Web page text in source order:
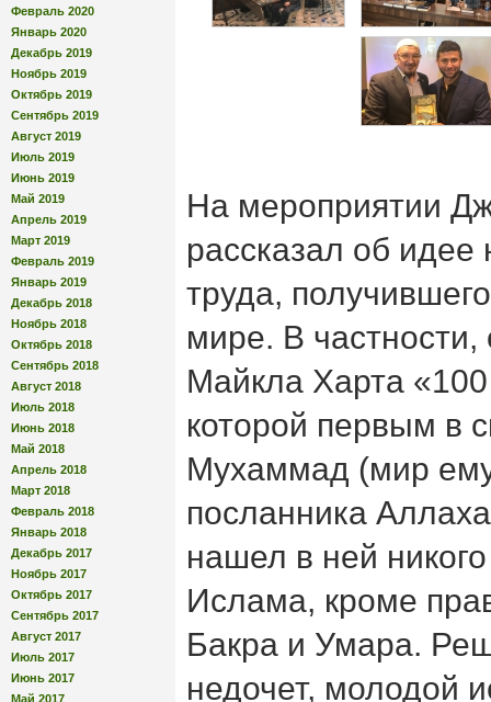
Февраль 2020
Январь 2020
Декабрь 2019
Ноябрь 2019
Октябрь 2019
Сентябрь 2019
Август 2019
Июль 2019
Июнь 2019
Май 2019
Апрель 2019
Март 2019
Февраль 2019
Январь 2019
Декабрь 2018
Ноябрь 2018
Октябрь 2018
Сентябрь 2018
Август 2018
Июль 2018
Июнь 2018
Май 2018
Апрель 2018
Март 2018
Февраль 2018
Январь 2018
Декабрь 2017
Ноябрь 2017
Октябрь 2017
Сентябрь 2017
Август 2017
Июль 2017
Июнь 2017
Май 2017
На мероприятии
рассказал об идее
труда,
мире. В частности,
Майкла Харта
которой первым в
Мухаммад (мир
посланника
нашел в ней
Ислама, кроме
Бакра и Умара.
недочет, молодой